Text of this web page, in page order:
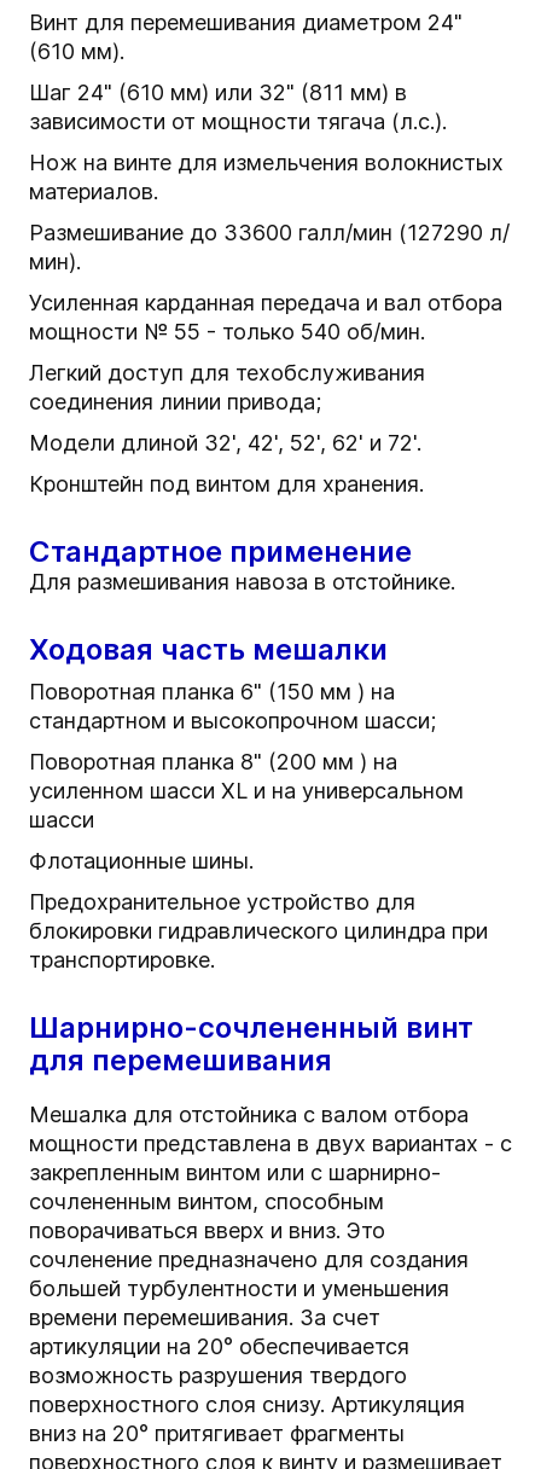
Винт для перемешивания диаметром 24"
(610 мм).
Шаг 24" (610 мм) или 32" (811 мм) в
зависимости от мощности тягача (л.с.).
Нож на винте для измельчения волокнистых
материалов.
Размешивание до 33600 галл/мин (127290 л/
мин).
Усиленная карданная передача и вал отбора
мощности № 55 - только 540 об/мин.
Легкий доступ для техобслуживания
соединения линии привода;
Модели длиной 32', 42', 52', 62' и 72'.
Кронштейн под винтом для хранения.
Стандартное применение
Для размешивания навоза в отстойнике.
Ходовая часть мешалки
Поворотная планка 6" (150 мм ) на
стандартном и высокопрочном шасси;
Поворотная планка 8" (200 мм ) на
усиленном шасси XL и на универсальном
шасси
Флотационные шины.
Предохранительное устройство для
блокировки гидравлического цилиндра при
транспортировке.
Шарнирно-сочлененный винт
для перемешивания
Мешалка для отстойника с валом отбора
мощности представлена в двух вариантах - с
закрепленным винтом или с шарнирно-
сочлененным винтом, способным
поворачиваться вверх и вниз. Это
сочленение предназначено для создания
большей турбулентности и уменьшения
времени перемешивания. За счет
артикуляции на 20° обеспечивается
возможность разрушения твердого
поверхностного слоя снизу. Артикуляция
вниз на 20° притягивает фрагменты
поверхностного слоя к винту и размешивает